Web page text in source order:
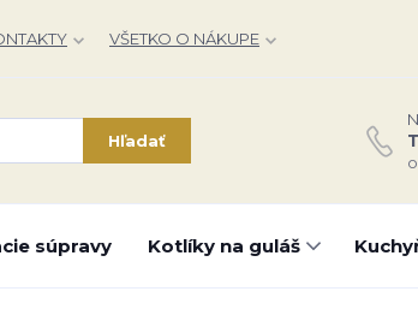
VŠETKO O NÁKUPE
Hľadať
súpravy Kotlíky na guláš